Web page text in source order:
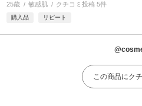
25歳 敏感肌 クチコミ投稿 5件
購入品 リピート
この商品にク